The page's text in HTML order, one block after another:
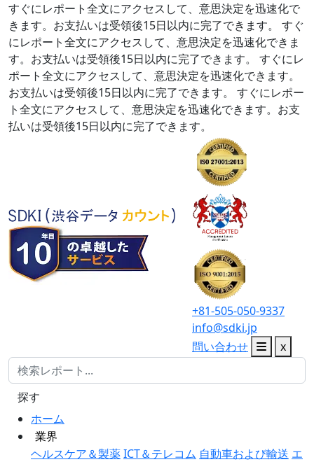
すぐにレポート全文にアクセスして、意思決定を迅速化で
きます。お支払いは受領後15日以内に完了できます。
すぐ
にレポート全文にアクセスして、意思決定を迅速化できま
す。お支払いは受領後15日以内に完了できます。
すぐにレ
ポート全文にアクセスして、意思決定を迅速化できます。
お支払いは受領後15日以内に完了できます。
すぐにレポー
ト全文にアクセスして、意思決定を迅速化できます。お支
払いは受領後15日以内に完了できます。
+81-505-050-9337
info@sdki.jp
問い合わせ
x
ホーム
業界
ヘルスケア＆製薬ICT＆テレコム 自動車および輸送 エ
探す